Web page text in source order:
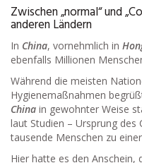
Zwischen „normal“ und
anderen Ländern
In China, vornehmlich in
ebenfalls Millionen
Während die meisten
Hygienemaßnahmen
China in gewohnter Weise
laut Studien – Ursprung
tausende Menschen zu
Hier hatte es den Anschein,